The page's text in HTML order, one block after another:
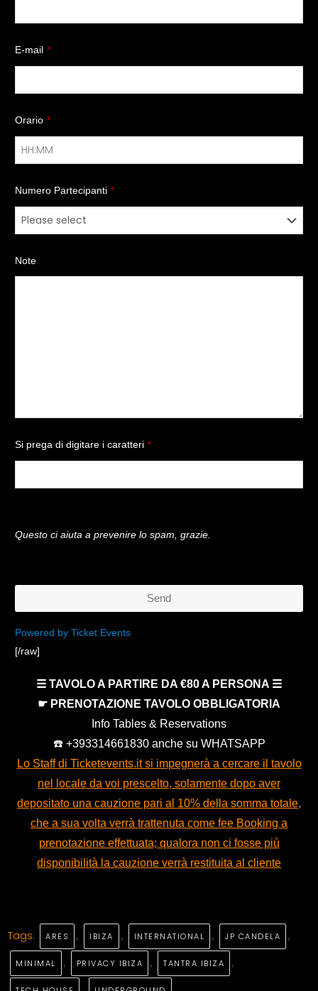
E-mail *
Orario *
Numero Partecipanti *
Note
Si prega di digitare i caratteri *
Questo ci aiuta a prevenire lo spam, grazie.
Send
This
field
Powered by Ticket Events
[/raw]
☰ TAVOLO A PARTIRE DA €80 A PERSONA ☰
☛ PRENOTAZIONE TAVOLO OBBLIGATORIA
Info Tables & Reservations
☎️ +393314661830 anche su WHATSAPP
Lo Staff di Ticketevents.it si impegnerà a cercare il tavolo
nel locale da voi prescelto, solamente dopo aver
depositato una cauzione pari al 10% della somma totale,
che a sua volta verrà trattenuta come fee Booking a
prenotazione effettuata; qualora non ci fosse più
disponibilità la cauzione verrà restituita al cliente
Tags: ARES , IBIZA , INTERNATIONAL , JP CANDELA ,
MINIMAL , PRIVACY IBIZA , TANTRA IBIZA ,